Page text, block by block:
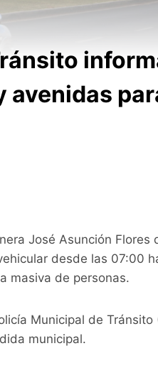
José Asunción
desde las 07:00
masiva de personas.
Municipal de
municipal.